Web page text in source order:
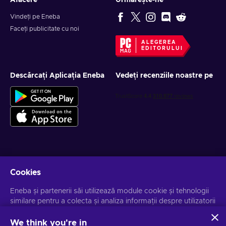
Vindeți pe Eneba
Faceți publicitate cu noi
ALEGEREA
EDITORULUI
Descărcați Aplicația Eneba Vedeți recenziile noastre pe
Te poți dezabona la orice moment. ViziteazăNotificarea de
Cookies
Eneba și partenerii săi utilizează module cookie și tehnologii
similare pentru a colecta și analiza informații despre utilizatorii
conținutul, publicitatea și alte servicii de pe site. Datele dvs.
We think you're in